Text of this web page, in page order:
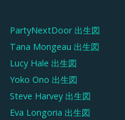
PartyNextDoor 出生図
Tana Mongeau 出生図
Lucy Hale 出生図
Yoko Ono 出生図
Steve Harvey 出生図
Eva Longoria 出生図